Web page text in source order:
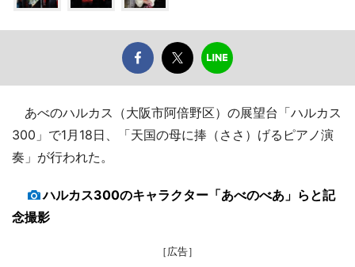
あべのハルカス（大阪市阿倍野区）の展望台「ハルカス
300」で1月18日、「天国の母に捧（ささ）げるピアノ演
奏」が行われた。
ハルカス300のキャラクター「あべのべあ」らと記
念撮影
［広告］